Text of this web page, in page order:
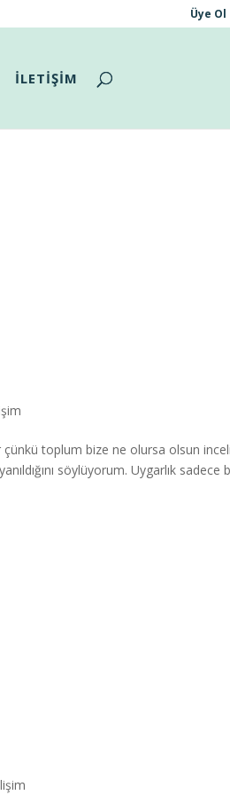
Üye Ol
İLETİŞİM
çünkü toplum bize ne olursa olsun
söylüyorum. Uygarlık sadece